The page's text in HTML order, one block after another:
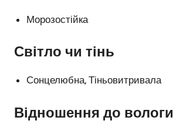
Морозостійка
Світло чи тінь
Сонцелюбна, Тіньовитривала
Відношення до вологи